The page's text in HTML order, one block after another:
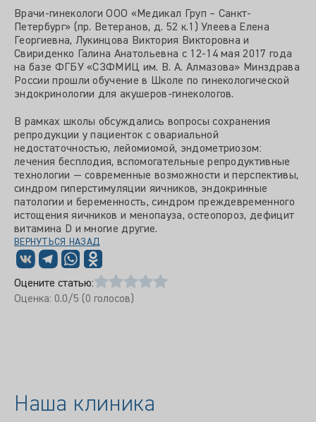
Врачи-гинекологи ООО «Медикал Груп – Санкт-
Петербург» (пр. Ветеранов, д. 52 к.1) Улеева Елена
Георгиевна, Лукинцова Виктория Викторовна и
Свириденко Галина Анатольевна с 12-14 мая 2017 года
на базе ФГБУ «СЗФМИЦ им. В. А. Алмазова» Минздрава
России прошли обучение в Школе по гинекологической
эндокринологии для акушеров-гинекологов.
В рамках школы обсуждались вопросы сохранения
репродукции у пациенток с овариальной
недостаточностью, лейомиомой, эндометриозом:
лечения бесплодия, вспомогательные репродуктивные
технологии — современные возможности и перспективы,
синдром гиперстимуляции яичников, эндокринные
патологии и беременность, синдром преждевременного
истощения яичников и менопауза, остеопороз, дефицит
витамина D и многие другие.
ВЕРНУТЬСЯ НАЗАД
Оцените статью:
Оценка: 0.0/5 (0 голосов)
Наша клиника